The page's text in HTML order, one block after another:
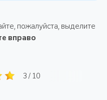
пожалуйста, выделите
вправо
3 / 10